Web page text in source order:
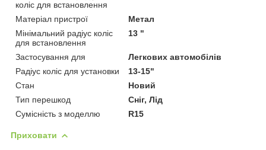
коліс для встановлення
Матеріал пристрої
Метал
Мінімальний радіус коліс
для встановлення
13 "
Застосування для
Легкових автомобілів
Радіус коліс для установки
13-15"
Стан
Новий
Тип перешкод
Сніг, Лід
Сумісність з моделлю
R15
Приховати